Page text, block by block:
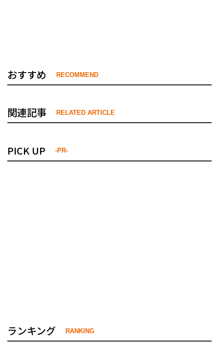
おすすめ RECOMMEND
関連記事 RELATED ARTICLE
PICK UP -PR-
ランキング RANKING